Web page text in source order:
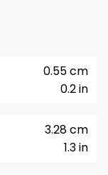
0.2 in
0.55 cm
1.3 in
3.28 cm